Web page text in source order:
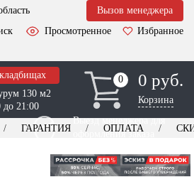
Вызов менеджера
Просмотренное
Избранное
130 м2
до 21:00
0
0 0 руб.
Корзина
Выезд менеджера для
оформления заказа
23
ГАРАНТИЯ ОПЛАТА